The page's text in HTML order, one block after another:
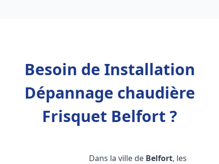
Besoin de Installation
Dépannage chaudière
Frisquet Belfort ?
Dans la ville de Belfort, les